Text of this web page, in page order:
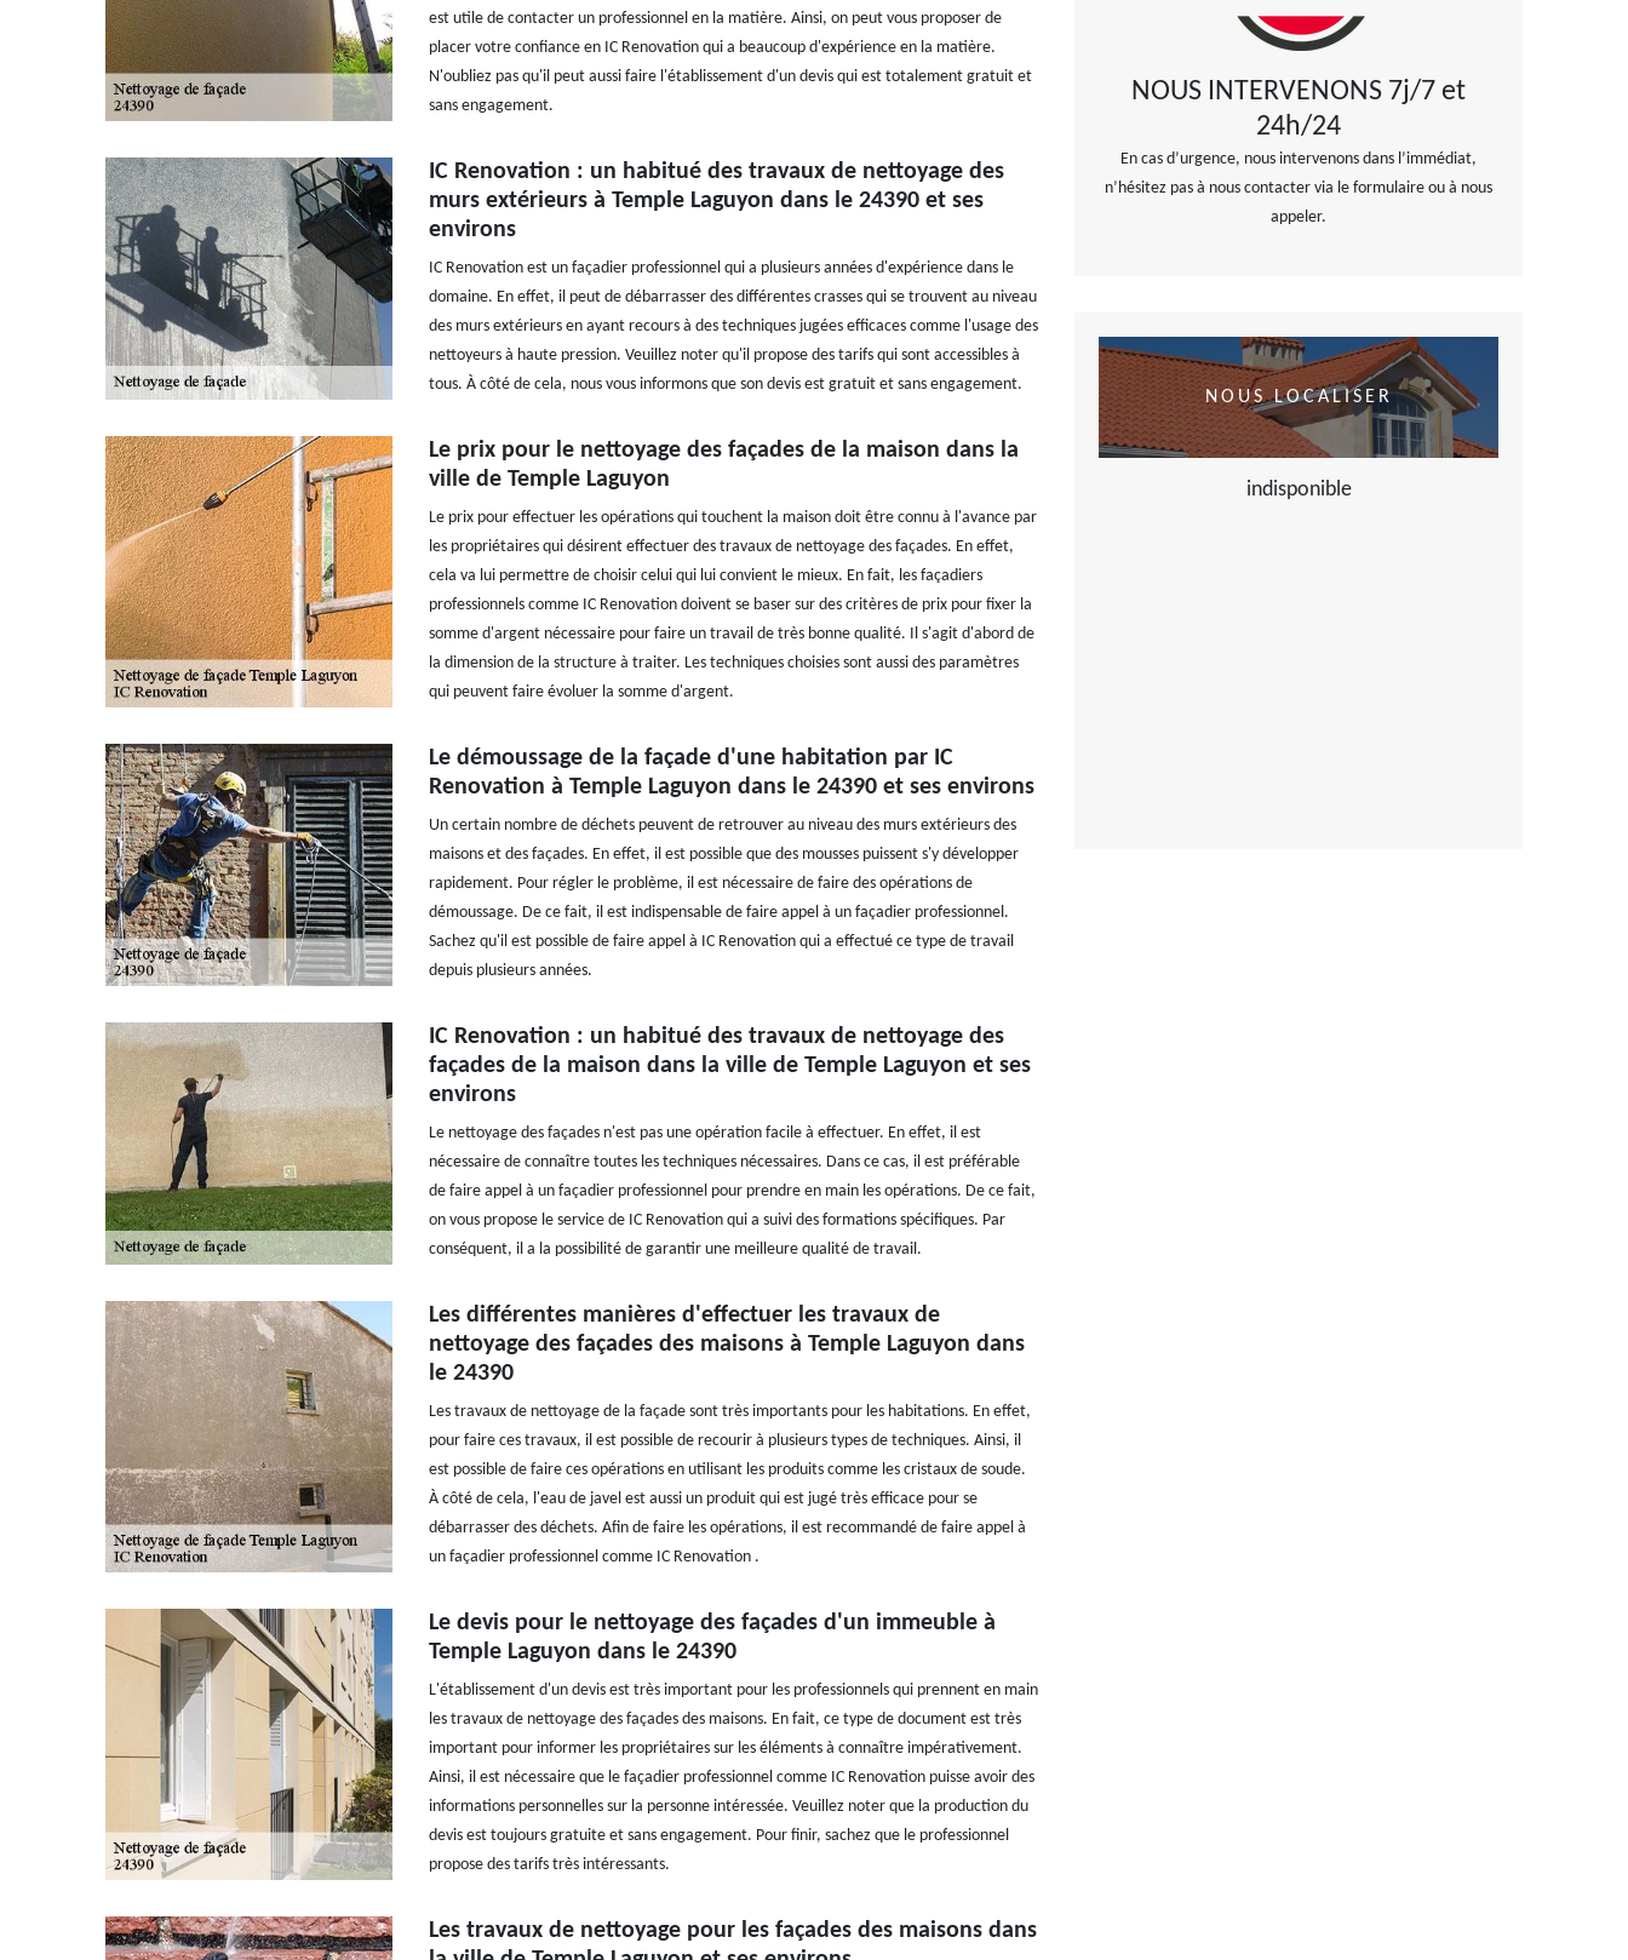
est utile de contacter un professionnel en la matière. Ainsi, on peut vous proposer de
placer votre confiance en IC Renovation qui a beaucoup d'expérience en la matière.
N'oubliez pas qu'il peut aussi faire l'établissement d'un devis qui est totalement gratuit et
sans engagement.
IC Renovation : un habitué des travaux de nettoyage des
murs extérieurs à Temple Laguyon dans le 24390 et ses
environs
IC Renovation est un façadier professionnel qui a plusieurs années d'expérience dans le
domaine. En effet, il peut de débarrasser des différentes crasses qui se trouvent au niveau
des murs extérieurs en ayant recours à des techniques jugées efficaces comme l'usage des
nettoyeurs à haute pression. Veuillez noter qu'il propose des tarifs qui sont accessibles à
tous. À côté de cela, nous vous informons que son devis est gratuit et sans engagement.
Le prix pour le nettoyage des façades de la maison dans la
ville de Temple Laguyon
Le prix pour effectuer les opérations qui touchent la maison doit être connu à l'avance par
les propriétaires qui désirent effectuer des travaux de nettoyage des façades. En effet,
cela va lui permettre de choisir celui qui lui convient le mieux. En fait, les façadiers
professionnels comme IC Renovation doivent se baser sur des critères de prix pour fixer la
somme d'argent nécessaire pour faire un travail de très bonne qualité. Il s'agit d'abord de
la dimension de la structure à traiter. Les techniques choisies sont aussi des paramètres
qui peuvent faire évoluer la somme d'argent.
Le démoussage de la façade d'une habitation par IC
Renovation à Temple Laguyon dans le 24390 et ses environs
Un certain nombre de déchets peuvent de retrouver au niveau des murs extérieurs des
maisons et des façades. En effet, il est possible que des mousses puissent s'y développer
rapidement. Pour régler le problème, il est nécessaire de faire des opérations de
démoussage. De ce fait, il est indispensable de faire appel à un façadier professionnel.
Sachez qu'il est possible de faire appel à IC Renovation qui a effectué ce type de travail
depuis plusieurs années.
IC Renovation : un habitué des travaux de nettoyage des
façades de la maison dans la ville de Temple Laguyon et ses
environs
Le nettoyage des façades n'est pas une opération facile à effectuer. En effet, il est
nécessaire de connaître toutes les techniques nécessaires. Dans ce cas, il est préférable
de faire appel à un façadier professionnel pour prendre en main les opérations. De ce fait,
on vous propose le service de IC Renovation qui a suivi des formations spécifiques. Par
conséquent, il a la possibilité de garantir une meilleure qualité de travail.
Les différentes manières d'effectuer les travaux de
nettoyage des façades des maisons à Temple Laguyon dans
le 24390
Les travaux de nettoyage de la façade sont très importants pour les habitations. En effet,
pour faire ces travaux, il est possible de recourir à plusieurs types de techniques. Ainsi, il
est possible de faire ces opérations en utilisant les produits comme les cristaux de soude.
À côté de cela, l'eau de javel est aussi un produit qui est jugé très efficace pour se
débarrasser des déchets. Afin de faire les opérations, il est recommandé de faire appel à
un façadier professionnel comme IC Renovation .
Le devis pour le nettoyage des façades d'un immeuble à
Temple Laguyon dans le 24390
L'établissement d'un devis est très important pour les professionnels qui prennent en main
les travaux de nettoyage des façades des maisons. En fait, ce type de document est très
important pour informer les propriétaires sur les éléments à connaître impérativement.
Ainsi, il est nécessaire que le façadier professionnel comme IC Renovation puisse avoir des
informations personnelles sur la personne intéressée. Veuillez noter que la production du
devis est toujours gratuite et sans engagement. Pour finir, sachez que le professionnel
propose des tarifs très intéressants.
Les travaux de nettoyage pour les façades des maisons dans
NOUS INTERVENONS 7j/7 et
24h/24
En cas d’urgence, nous intervenons dans l’immédiat,
n’hésitez pas à nous contacter via le formulaire ou à nous
appeler.
NOUS LOCALISER
indisponible